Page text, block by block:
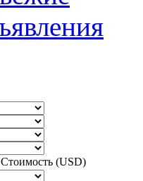
Стоимость (USD)